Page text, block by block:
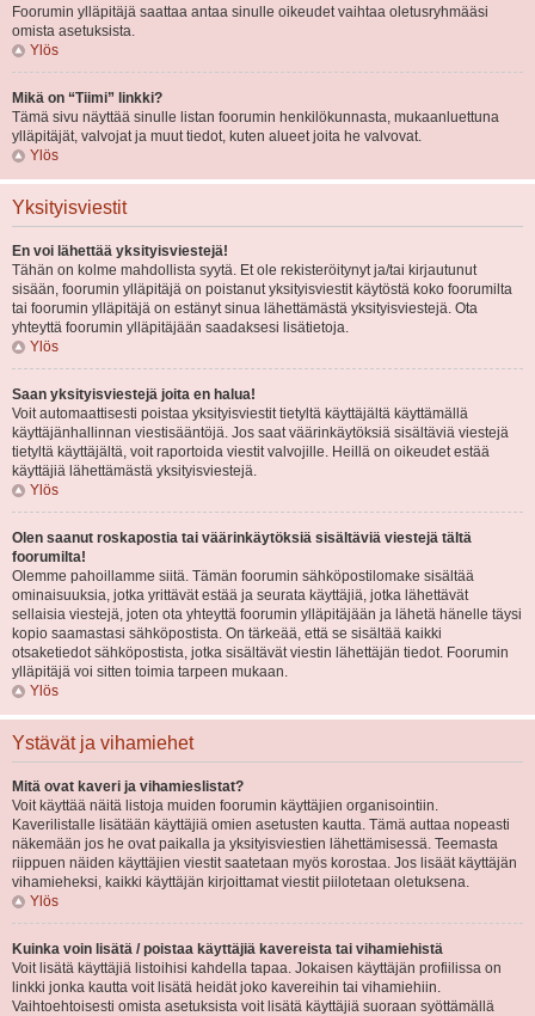
Foorumin ylläpitäjä saattaa antaa sinulle oikeudet vaihtaa oletusryhmääsi
omista asetuksista.
Ylös
Mikä on “Tiimi” linkki?
Tämä sivu näyttää sinulle listan foorumin henkilökunnasta, mukaanluettuna
ylläpitäjät, valvojat ja muut tiedot, kuten alueet joita he valvovat.
Ylös
Yksityisviestit
En voi lähettää yksityisviestejä!
Tähän on kolme mahdollista syytä. Et ole rekisteröitynyt ja/tai kirjautunut
sisään, foorumin ylläpitäjä on poistanut yksityisviestit käytöstä koko foorumilta
tai foorumin ylläpitäjä on estänyt sinua lähettämästä yksityisviestejä. Ota
yhteyttä foorumin ylläpitäjään saadaksesi lisätietoja.
Ylös
Saan yksityisviestejä joita en halua!
Voit automaattisesti poistaa yksityisviestit tietyltä käyttäjältä käyttämällä
käyttäjänhallinnan viestisääntöjä. Jos saat väärinkäytöksiä sisältäviä viestejä
tietyltä käyttäjältä, voit raportoida viestit valvojille. Heillä on oikeudet estää
käyttäjiä lähettämästä yksityisviestejä.
Ylös
Olen saanut roskapostia tai väärinkäytöksiä sisältäviä viestejä tältä
foorumilta!
Olemme pahoillamme siitä. Tämän foorumin sähköpostilomake sisältää
ominaisuuksia, jotka yrittävät estää ja seurata käyttäjiä, jotka lähettävät
sellaisia viestejä, joten ota yhteyttä foorumin ylläpitäjään ja lähetä hänelle täysi
kopio saamastasi sähköpostista. On tärkeää, että se sisältää kaikki
otsaketiedot sähköpostista, jotka sisältävät viestin lähettäjän tiedot. Foorumin
ylläpitäjä voi sitten toimia tarpeen mukaan.
Ylös
Ystävät ja vihamiehet
Mitä ovat kaveri ja vihamieslistat?
Voit käyttää näitä listoja muiden foorumin käyttäjien organisointiin.
Kaverilistalle lisätään käyttäjiä omien asetusten kautta. Tämä auttaa nopeasti
näkemään jos he ovat paikalla ja yksityisviestien lähettämisessä. Teemasta
riippuen näiden käyttäjien viestit saatetaan myös korostaa. Jos lisäät käyttäjän
vihamieheksi, kaikki käyttäjän kirjoittamat viestit piilotetaan oletuksena.
Ylös
Kuinka voin lisätä / poistaa käyttäjiä kavereista tai vihamiehistä
Voit lisätä käyttäjiä listoihisi kahdella tapaa. Jokaisen käyttäjän profiilissa on
linkki jonka kautta voit lisätä heidät joko kavereihin tai vihamiehiin.
Vaihtoehtoisesti omista asetuksista voit lisätä käyttäjiä suoraan syöttämällä